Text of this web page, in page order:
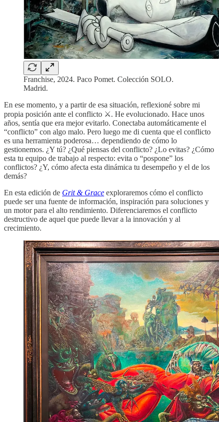
Franchise, 2024. Paco Pomet. Colección SOLO.
Madrid.
En ese momento, y a partir de esa situación, reflexioné sobre mi
propia posición ante el conflicto ⚔️. He evolucionado. Hace unos
años, sentía que era mejor evitarlo. Conectaba automáticamente el
“conflicto” con algo malo. Pero luego me di cuenta que el conflicto
es una herramienta poderosa… dependiendo de cómo lo
gestionemos. ¿Y tú? ¿Qué piensas del conflicto? ¿Lo evitas? ¿Cómo
esta tu equipo de trabajo al respecto: evita o “pospone” los
conflictos? ¿Y, cómo afecta esta dinámica tu desempeño y el de los
demás?
En esta edición de Grit & Grace exploraremos cómo el conflicto
puede ser una fuente de información, inspiración para soluciones y
un motor para el alto rendimiento. Diferenciaremos el conflicto
destructivo de aquel que puede llevar a la innovación y al
crecimiento.